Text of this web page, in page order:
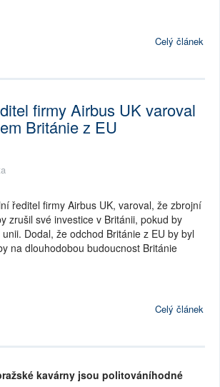
Celý článek
firmy Airbus UK varoval
Británie z EU
ředitel firmy Airbus UK, varoval, že zbrojní
zrušil své investice v Británii, pokud by
Dodal, že odchod Británie z EU by byl
na dlouhodobou budoucnost Británie
Celý článek
kavárny jsou politováníhodné